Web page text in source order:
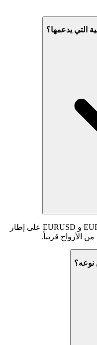
التي يدعمها؟
مُحسَّن حالياً لأزواج GBPUSD و EURGBP و EURUSD على إطار
نوعه؟